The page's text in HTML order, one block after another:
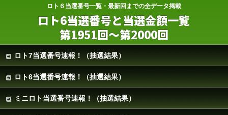
ロト６当選番号一覧・最新回までの全データ掲載
ロト6当選番号と当選金額一覧
第1951回～第2000回
ロト7当選番号速報！（抽選結果）
ロト6当選番号速報！（抽選結果）
ミニロト当選番号速報！（抽選結果）